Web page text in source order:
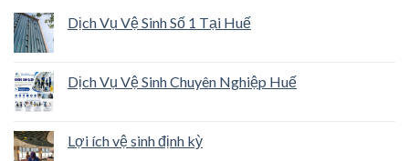
Dịch Vụ Vệ Sinh Số 1 Tại Huế
Dịch Vụ Vệ Sinh Chuyên Nghiệp Huế
Lợi ích vệ sinh định kỳ